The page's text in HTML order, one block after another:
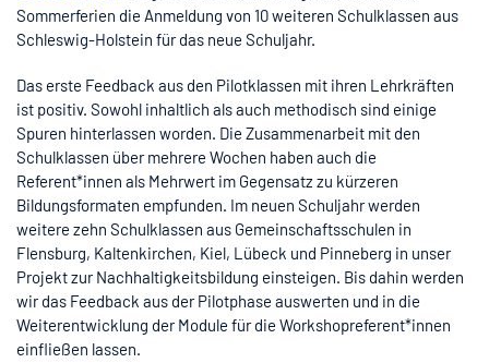
Sommerferien die Anmeldung von 10 weiteren Schulklassen aus
Schleswig-Holstein für das neue Schuljahr.
Das erste Feedback aus den Pilotklassen mit ihren Lehrkräften
ist positiv. Sowohl inhaltlich als auch methodisch sind einige
Spuren hinterlassen worden. Die Zusammenarbeit mit den
Schulklassen über mehrere Wochen haben auch die
Referent*innen als Mehrwert im Gegensatz zu kürzeren
Bildungsformaten empfunden. Im neuen Schuljahr werden
weitere zehn Schulklassen aus Gemeinschaftsschulen in
Flensburg, Kaltenkirchen, Kiel, Lübeck und Pinneberg in unser
Projekt zur Nachhaltigkeitsbildung einsteigen. Bis dahin werden
wir das Feedback aus der Pilotphase auswerten und in die
Weiterentwicklung der Module für die Workshopreferent*innen
einfließen lassen.